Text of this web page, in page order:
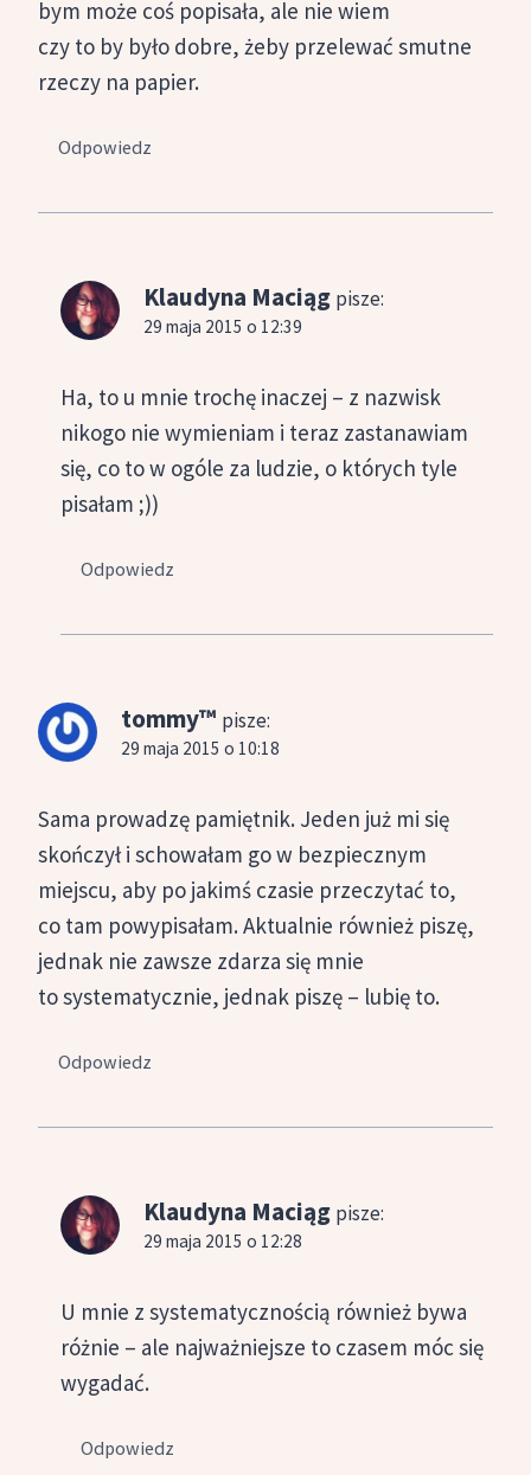
bym może coś popisała, ale nie wiem
czy to by było dobre, żeby przelewać smutne
rzeczy na papier.
Odpowiedz
Klaudyna Maciąg pisze:
29 maja 2015 o 12:39
Ha, to u mnie trochę inaczej – z nazwisk
nikogo nie wymieniam i teraz zastanawiam
się, co to w ogóle za ludzie, o których tyle
pisałam ;))
Odpowiedz
tommy™ pisze:
29 maja 2015 o 10:18
Sama prowadzę pamiętnik. Jeden już mi się
skończył i schowałam go w bezpiecznym
miejscu, aby po jakimś czasie przeczytać to,
co tam powypisałam. Aktualnie również piszę,
jednak nie zawsze zdarza się mnie
to systematycznie, jednak piszę – lubię to.
Odpowiedz
Klaudyna Maciąg pisze:
29 maja 2015 o 12:28
U mnie z systematycznością również bywa
różnie – ale najważniejsze to czasem móc się
wygadać.
Odpowiedz